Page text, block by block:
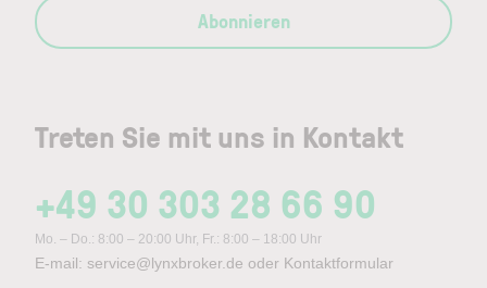
Treten Sie mit uns in Kontakt
+49 30 303 28 66 90
Mo. – Do.: 8:00 – 20:00 Uhr, Fr.: 8:00 – 18:00 Uhr
E-mail: service@lynxbroker.de oder Kontaktformular
Abonnieren